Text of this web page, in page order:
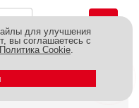
уп.
мл
для улучшения
вы соглашаетесь с
Политика Cookie.